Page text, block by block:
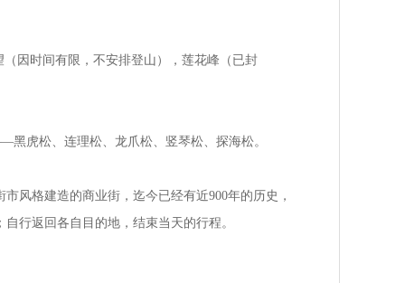
因时间有限，不安排登山），莲花峰（已封
虎松、连理松、龙爪松、竖琴松、探海松。
风格建造的商业街，迄今已经有近900年的历史，
行返回各自目的地，结束当天的行程。